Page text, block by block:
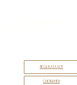
ВЕСЬ КАТАЛОГ
СМОКИНГИ